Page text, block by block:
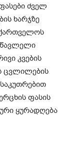
ძველ
ხარჯზე
კვების
ცვლილების
ფასის
ყურადღება